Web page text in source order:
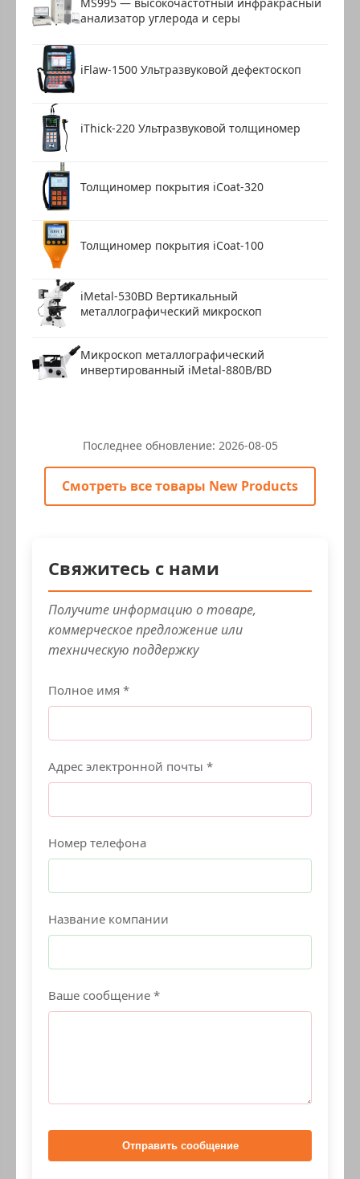
MS995 — высокочастотный инфракрасный
анализатор углерода и серы
iFlaw-1500 Ультразвуковой дефектоскоп
iThick-220 Ультразвуковой толщиномер
Толщиномер покрытия iCoat-320
Толщиномер покрытия iCoat-100
iMetal-530BD Вертикальный
металлографический микроскоп
Микроскоп металлографический
инвертированный iMetal-880B/BD
Последнее обновление: 2026-08-05
Смотреть все товары New Products
Свяжитесь с нами
Получите информацию о товаре,
коммерческое предложение или
техническую поддержку
Полное имя *
Адрес электронной почты *
Номер телефона
Название компании
Ваше сообщение *
Отправить сообщение